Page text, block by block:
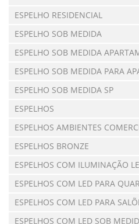
ESPELHO RESIDENCIAL
ESPELHO SOB MEDIDA
ESPELHO SOB MEDIDA
ESPELHO SOB MEDIDA PARA
ESPELHO SOB MEDIDA SP
ESPELHOS
ESPELHOS AMBIENTES
ESPELHOS BRONZE
ESPELHOS COM ILUMINAÇÃO
ESPELHOS COM LED PARA
ESPELHOS COM LED PARA
ESPELHOS COM LED SOB